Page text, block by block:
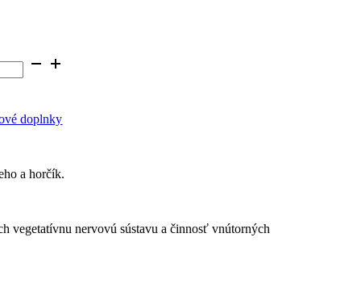
doplnky
a horčík.
vegetatívnu nervovú sústavu a činnosť vnútorných